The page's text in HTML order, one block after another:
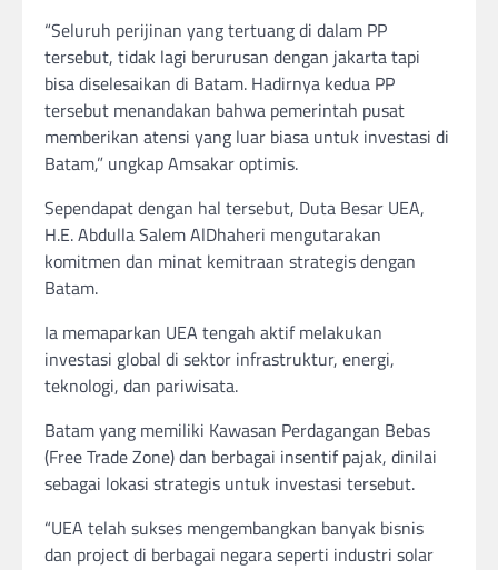
“Seluruh perijinan yang tertuang di dalam PP
tersebut, tidak lagi berurusan dengan jakarta tapi
bisa diselesaikan di Batam. Hadirnya kedua PP
tersebut menandakan bahwa pemerintah pusat
memberikan atensi yang luar biasa untuk investasi di
Batam,” ungkap Amsakar optimis.
Sependapat dengan hal tersebut, Duta Besar UEA,
H.E. Abdulla Salem AlDhaheri mengutarakan
komitmen dan minat kemitraan strategis dengan
Batam.
Ia memaparkan UEA tengah aktif melakukan
investasi global di sektor infrastruktur, energi,
teknologi, dan pariwisata.
Batam yang memiliki Kawasan Perdagangan Bebas
(Free Trade Zone) dan berbagai insentif pajak, dinilai
sebagai lokasi strategis untuk investasi tersebut.
“UEA telah sukses mengembangkan banyak bisnis
dan project di berbagai negara seperti industri solar